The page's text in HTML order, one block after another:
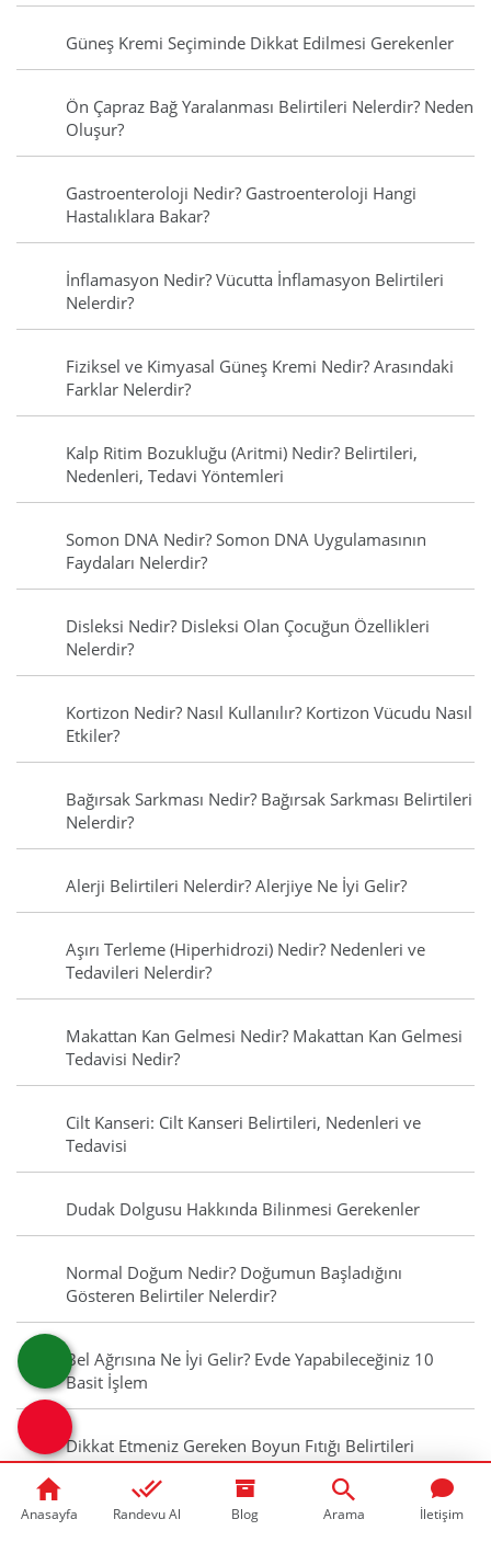
Güneş Kremi Seçiminde Dikkat Edilmesi Gerekenler
Ön Çapraz Bağ Yaralanması Belirtileri Nelerdir? Neden
Oluşur?
Gastroenteroloji Nedir? Gastroenteroloji Hangi
Hastalıklara Bakar?
İnflamasyon Nedir? Vücutta İnflamasyon Belirtileri
Nelerdir?
Fiziksel ve Kimyasal Güneş Kremi Nedir? Arasındaki
Farklar Nelerdir?
Kalp Ritim Bozukluğu (Aritmi) Nedir? Belirtileri,
Nedenleri, Tedavi Yöntemleri
Somon DNA Nedir? Somon DNA Uygulamasının
Faydaları Nelerdir?
Disleksi Nedir? Disleksi Olan Çocuğun Özellikleri
Nelerdir?
Kortizon Nedir? Nasıl Kullanılır? Kortizon Vücudu Nasıl
Etkiler?
Bağırsak Sarkması Nedir? Bağırsak Sarkması Belirtileri
Nelerdir?
Alerji Belirtileri Nelerdir? Alerjiye Ne İyi Gelir?
Aşırı Terleme (Hiperhidrozi) Nedir? Nedenleri ve
Tedavileri Nelerdir?
Makattan Kan Gelmesi Nedir? Makattan Kan Gelmesi
Tedavisi Nedir?
Cilt Kanseri: Cilt Kanseri Belirtileri, Nedenleri ve
Tedavisi
Dudak Dolgusu Hakkında Bilinmesi Gerekenler
Normal Doğum Nedir? Doğumun Başladığını
Gösteren Belirtiler Nelerdir?
Bel Ağrısına Ne İyi Gelir? Evde Yapabileceğiniz 10
Basit İşlem
Dikkat Etmeniz Gereken Boyun Fıtığı Belirtileri
Ferritin Nedir? Ferritin Düşüklüğü Ferritin Yüksekliği
Anasayfa Randevu Al Blog Arama İletişim